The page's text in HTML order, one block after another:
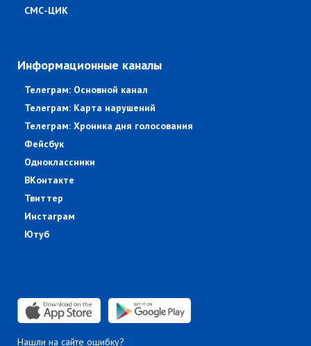
СМС-ЦИК
Информационные каналы
Телеграм: Основной канал
Телеграм: Карта нарушений
Телеграм: Хроника дня голосования
Фейсбук
Одноклассники
ВКонтакте
Твиттер
Инстаграм
Ютуб
Нашли на сайте ошибку?